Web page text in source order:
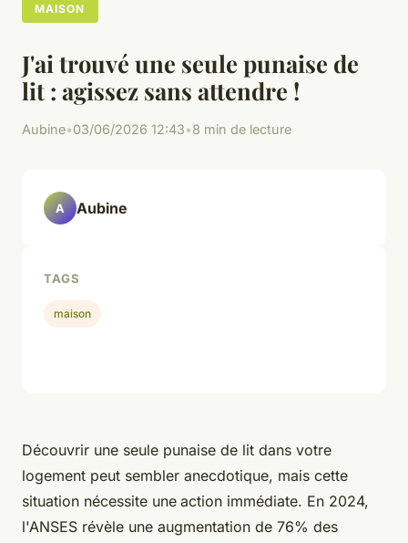
MAISON
J'ai trouvé une seule punaise de
lit : agissez sans attendre !
Aubine•03/06/2026 12:43•8 min de lecture
Découvrir une seule punaise de lit dans votre
logement peut sembler anecdotique, mais cette
situation nécessite une action immédiate. En 2024,
l'ANSES révèle une augmentation de 76% des
A Aubine
TAGS
maison